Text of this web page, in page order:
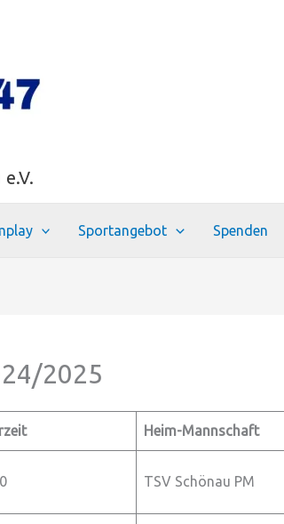
Sportangebot Spenden
2025
Heim-Mannschaft
TSV Schönau PM